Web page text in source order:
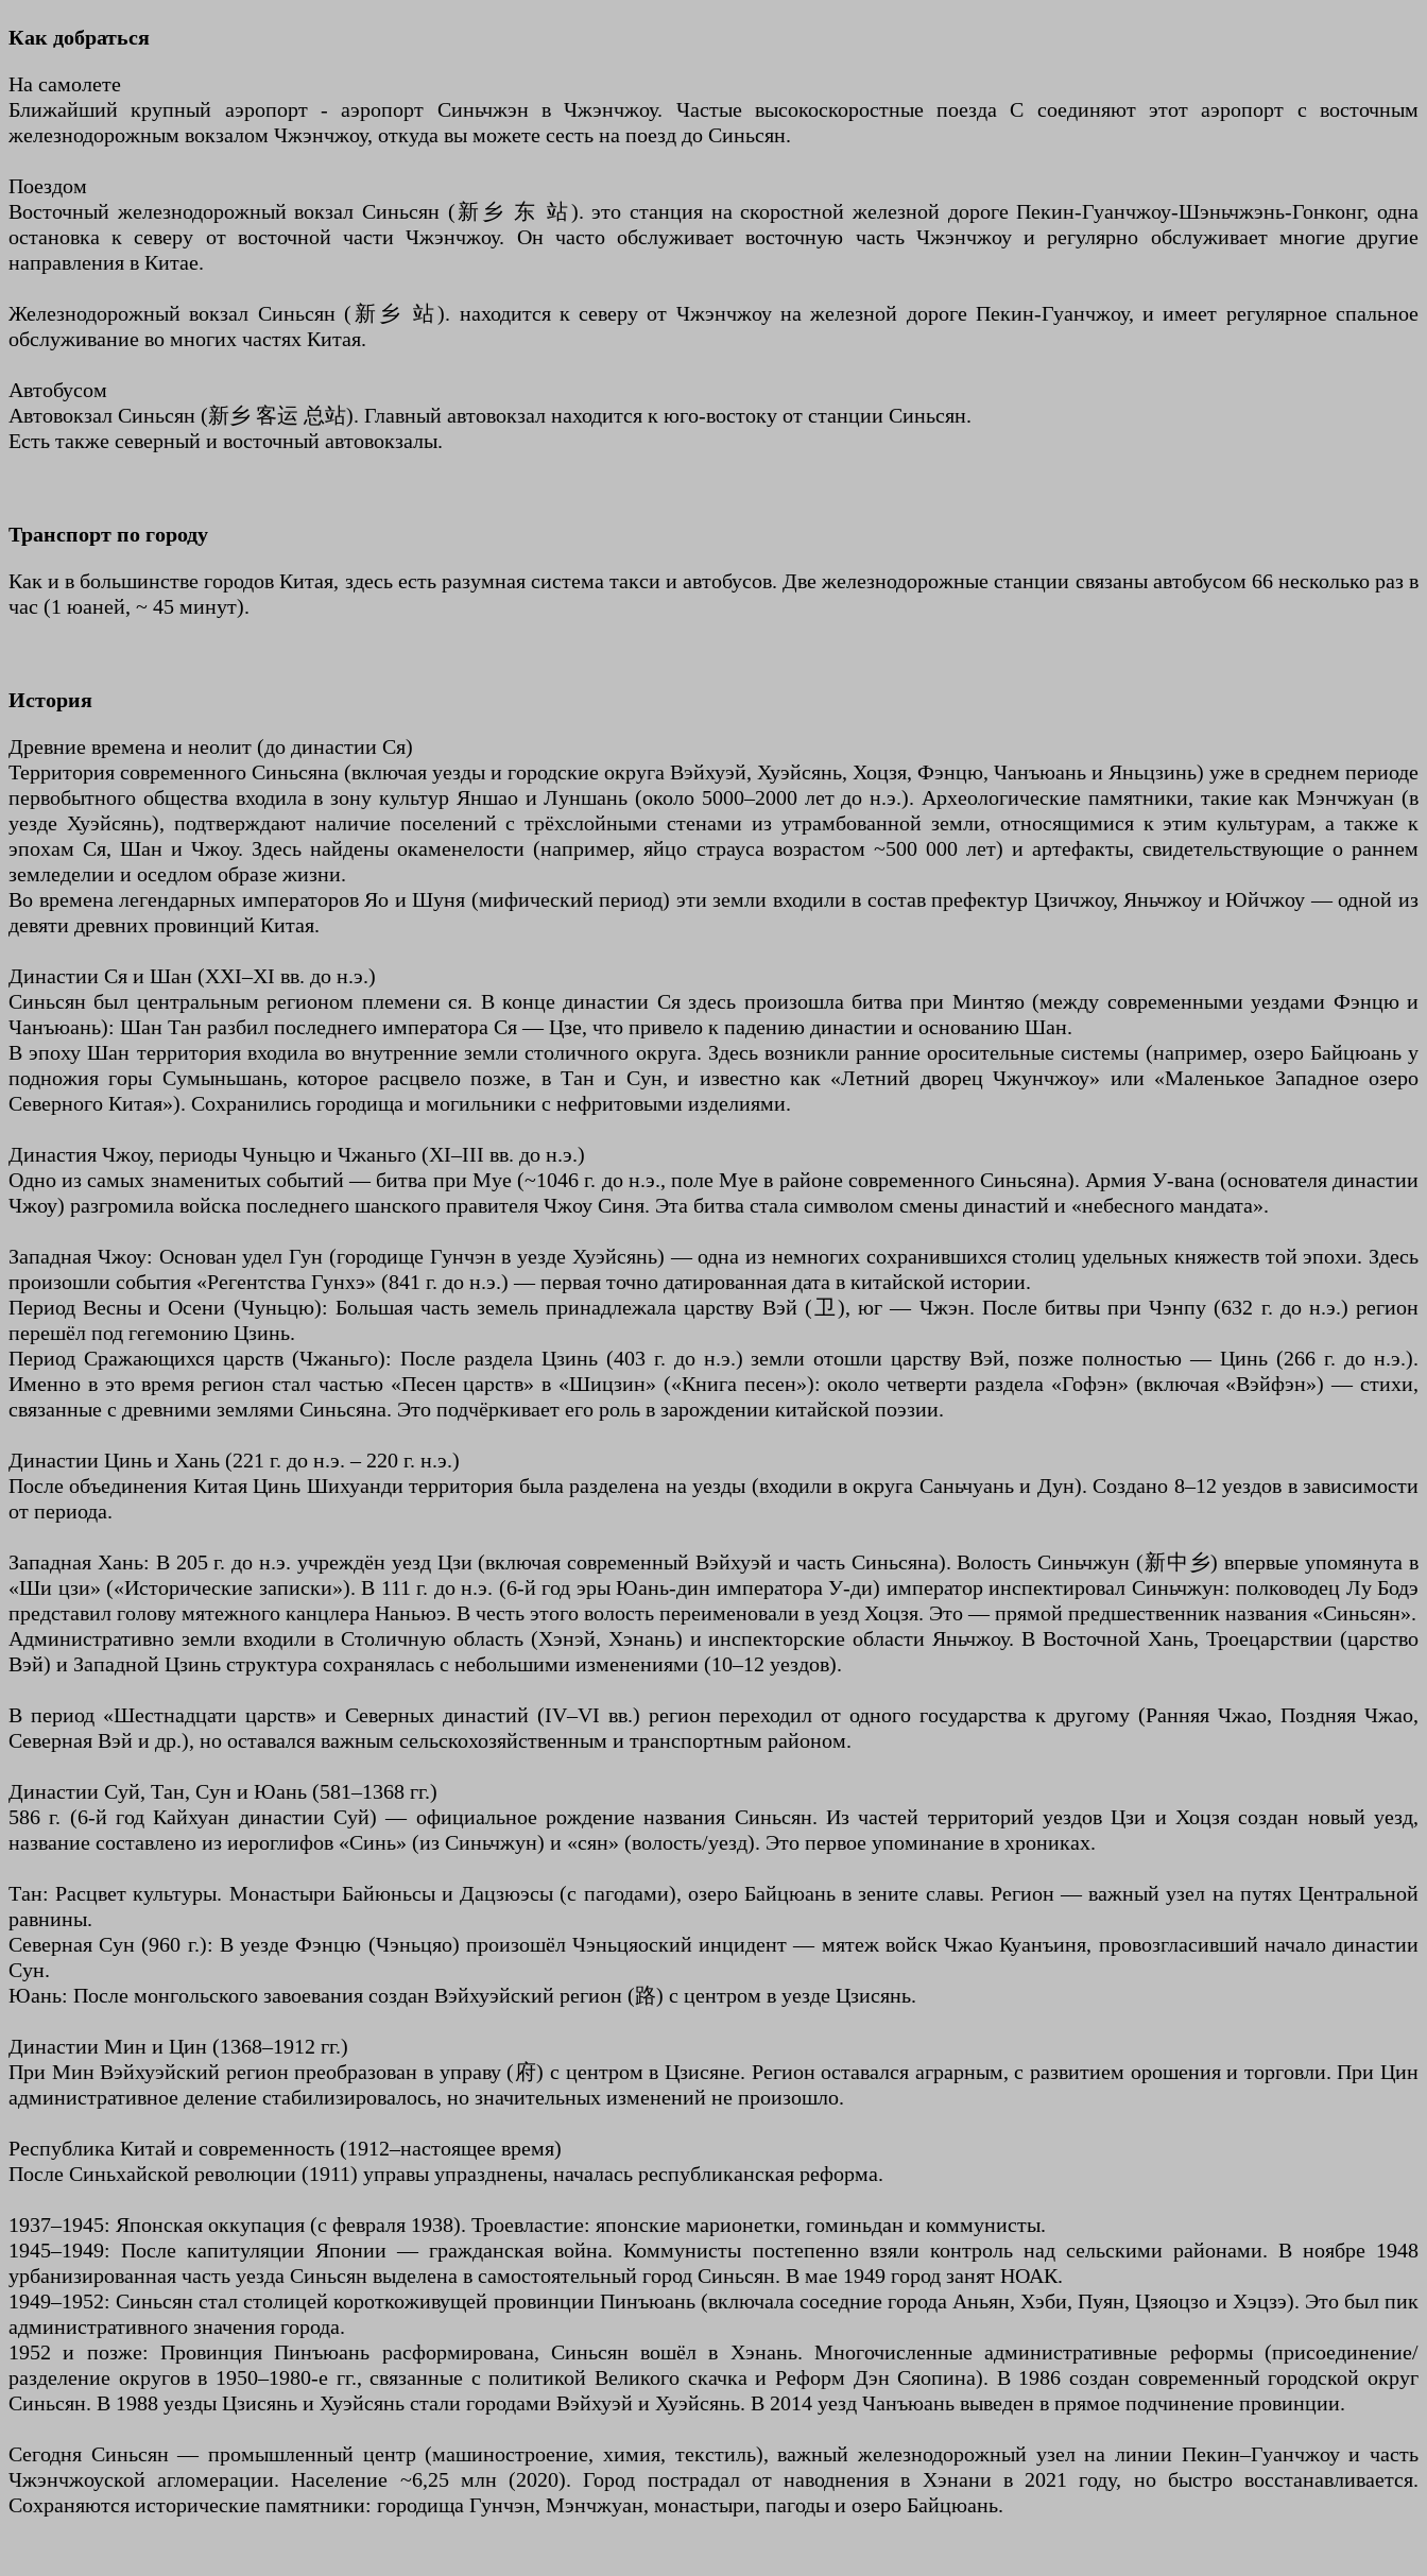
Как добраться
На самолете
Ближайший крупный аэропорт - аэропорт Синьчжэн в Чжэнчжоу. Частые высокоскоростные поезда С соединяют этот аэропорт с восточным
железнодорожным вокзалом Чжэнчжоу, откуда вы можете сесть на поезд до Синьсян.
Поездом
Восточный железнодорожный вокзал Синьсян (新乡 东 站). это станция на скоростной железной дороге Пекин-Гуанчжоу-Шэньчжэнь-Гонконг, одна
остановка к северу от восточной части Чжэнчжоу. Он часто обслуживает восточную часть Чжэнчжоу и регулярно обслуживает многие другие
направления в Китае.
Железнодорожный вокзал Синьсян (新乡 站). находится к северу от Чжэнчжоу на железной дороге Пекин-Гуанчжоу, и имеет регулярное спальное
обслуживание во многих частях Китая.
Автобусом
Автовокзал Синьсян (新乡 客运 总站). Главный автовокзал находится к юго-востоку от станции Синьсян.
Есть также северный и восточный автовокзалы.
Транспорт по городу
Как и в большинстве городов Китая, здесь есть разумная система такси и автобусов. Две железнодорожные станции связаны автобусом 66 несколько раз в
час (1 юаней, ~ 45 минут).
История
Древние времена и неолит (до династии Ся)
Территория современного Синьсяна (включая уезды и городские округа Вэйхуэй, Хуэйсянь, Хоцзя, Фэнцю, Чанъюань и Яньцзинь) уже в среднем периоде
первобытного общества входила в зону культур Яншао и Луншань (около 5000–2000 лет до н.э.). Археологические памятники, такие как Мэнчжуан (в
уезде Хуэйсянь), подтверждают наличие поселений с трёхслойными стенами из утрамбованной земли, относящимися к этим культурам, а также к
эпохам Ся, Шан и Чжоу. Здесь найдены окаменелости (например, яйцо страуса возрастом ~500 000 лет) и артефакты, свидетельствующие о раннем
земледелии и оседлом образе жизни.
Во времена легендарных императоров Яо и Шуня (мифический период) эти земли входили в состав префектур Цзичжоу, Яньчжоу и Юйчжоу — одной из
девяти древних провинций Китая.
Династии Ся и Шан (XXI–XI вв. до н.э.)
Синьсян был центральным регионом племени ся. В конце династии Ся здесь произошла битва при Минтяо (между современными уездами Фэнцю и
Чанъюань): Шан Тан разбил последнего императора Ся — Цзе, что привело к падению династии и основанию Шан.
В эпоху Шан территория входила во внутренние земли столичного округа. Здесь возникли ранние оросительные системы (например, озеро Байцюань у
подножия горы Сумыньшань, которое расцвело позже, в Тан и Сун, и известно как «Летний дворец Чжунчжоу» или «Маленькое Западное озеро
Северного Китая»). Сохранились городища и могильники с нефритовыми изделиями.
Династия Чжоу, периоды Чуньцю и Чжаньго (XI–III вв. до н.э.)
Одно из самых знаменитых событий — битва при Муе (~1046 г. до н.э., поле Муе в районе современного Синьсяна). Армия У-вана (основателя династии
Чжоу) разгромила войска последнего шанского правителя Чжоу Синя. Эта битва стала символом смены династий и «небесного мандата».
Западная Чжоу: Основан удел Гун (городище Гунчэн в уезде Хуэйсянь) — одна из немногих сохранившихся столиц удельных княжеств той эпохи. Здесь
произошли события «Регентства Гунхэ» (841 г. до н.э.) — первая точно датированная дата в китайской истории.
Период Весны и Осени (Чуньцю): Большая часть земель принадлежала царству Вэй (卫), юг — Чжэн. После битвы при Чэнпу (632 г. до н.э.) регион
перешёл под гегемонию Цзинь.
Период Сражающихся царств (Чжаньго): После раздела Цзинь (403 г. до н.э.) земли отошли царству Вэй, позже полностью — Цинь (266 г. до н.э.).
Именно в это время регион стал частью «Песен царств» в «Шицзин» («Книга песен»): около четверти раздела «Гофэн» (включая «Вэйфэн») — стихи,
связанные с древними землями Синьсяна. Это подчёркивает его роль в зарождении китайской поэзии.
Династии Цинь и Хань (221 г. до н.э. – 220 г. н.э.)
После объединения Китая Цинь Шихуанди территория была разделена на уезды (входили в округа Саньчуань и Дун). Создано 8–12 уездов в зависимости
от периода.
Западная Хань: В 205 г. до н.э. учреждён уезд Цзи (включая современный Вэйхуэй и часть Синьсяна). Волость Синьчжун (新中乡) впервые упомянута в
«Ши цзи» («Исторические записки»). В 111 г. до н.э. (6-й год эры Юань-дин императора У-ди) император инспектировал Синьчжун: полководец Лу Бодэ
представил голову мятежного канцлера Наньюэ. В честь этого волость переименовали в уезд Хоцзя. Это — прямой предшественник названия «Синьсян».
Административно земли входили в Столичную область (Хэнэй, Хэнань) и инспекторские области Яньчжоу. В Восточной Хань, Троецарствии (царство
Вэй) и Западной Цзинь структура сохранялась с небольшими изменениями (10–12 уездов).
В период «Шестнадцати царств» и Северных династий (IV–VI вв.) регион переходил от одного государства к другому (Ранняя Чжао, Поздняя Чжао,
Северная Вэй и др.), но оставался важным сельскохозяйственным и транспортным районом.
Династии Суй, Тан, Сун и Юань (581–1368 гг.)
586 г. (6-й год Кайхуан династии Суй) — официальное рождение названия Синьсян. Из частей территорий уездов Цзи и Хоцзя создан новый уезд,
название составлено из иероглифов «Синь» (из Синьчжун) и «сян» (волость/уезд). Это первое упоминание в хрониках.
Тан: Расцвет культуры. Монастыри Байюньсы и Дацзюэсы (с пагодами), озеро Байцюань в зените славы. Регион — важный узел на путях Центральной
равнины.
Северная Сун (960 г.): В уезде Фэнцю (Чэньцяо) произошёл Чэньцяоский инцидент — мятеж войск Чжао Куанъиня, провозгласивший начало династии
Сун.
Юань: После монгольского завоевания создан Вэйхуэйский регион (路) с центром в уезде Цзисянь.
Династии Мин и Цин (1368–1912 гг.)
При Мин Вэйхуэйский регион преобразован в управу (府) с центром в Цзисяне. Регион оставался аграрным, с развитием орошения и торговли. При Цин
административное деление стабилизировалось, но значительных изменений не произошло.
Республика Китай и современность (1912–настоящее время)
После Синьхайской революции (1911) управы упразднены, началась республиканская реформа.
1937–1945: Японская оккупация (с февраля 1938). Троевластие: японские марионетки, гоминьдан и коммунисты.
1945–1949: После капитуляции Японии — гражданская война. Коммунисты постепенно взяли контроль над сельскими районами. В ноябре 1948
урбанизированная часть уезда Синьсян выделена в самостоятельный город Синьсян. В мае 1949 город занят НОАК.
1949–1952: Синьсян стал столицей короткоживущей провинции Пинъюань (включала соседние города Аньян, Хэби, Пуян, Цзяоцзо и Хэцзэ). Это был пик
административного значения города.
1952 и позже: Провинция Пинъюань расформирована, Синьсян вошёл в Хэнань. Многочисленные административные реформы (присоединение/
разделение округов в 1950–1980-е гг., связанные с политикой Великого скачка и Реформ Дэн Сяопина). В 1986 создан современный городской округ
Синьсян. В 1988 уезды Цзисянь и Хуэйсянь стали городами Вэйхуэй и Хуэйсянь. В 2014 уезд Чанъюань выведен в прямое подчинение провинции.
Сегодня Синьсян — промышленный центр (машиностроение, химия, текстиль), важный железнодорожный узел на линии Пекин–Гуанчжоу и часть
Чжэнчжоуской агломерации. Население ~6,25 млн (2020). Город пострадал от наводнения в Хэнани в 2021 году, но быстро восстанавливается.
Сохраняются исторические памятники: городища Гунчэн, Мэнчжуан, монастыри, пагоды и озеро Байцюань.